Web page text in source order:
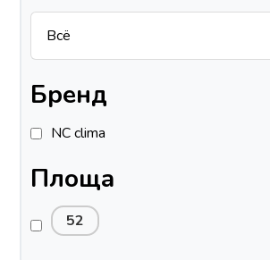
Бренд
NC clima
Площа
52